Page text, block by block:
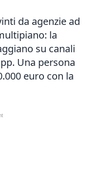
da agenzie ad
la
su canali
Una persona
euro con la